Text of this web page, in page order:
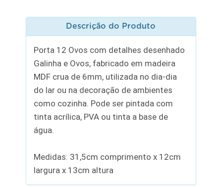
Descrição do Produto
Porta 12 Ovos com detalhes desenhado
Galinha e Ovos, fabricado em madeira
MDF crua de 6mm, utilizada no dia-dia
do lar ou na decoração de ambientes
como cozinha. Pode ser pintada com
tinta acrílica, PVA ou tinta a base de
água.
Medidas: 31,5cm comprimento x 12cm
largura x 13cm altura